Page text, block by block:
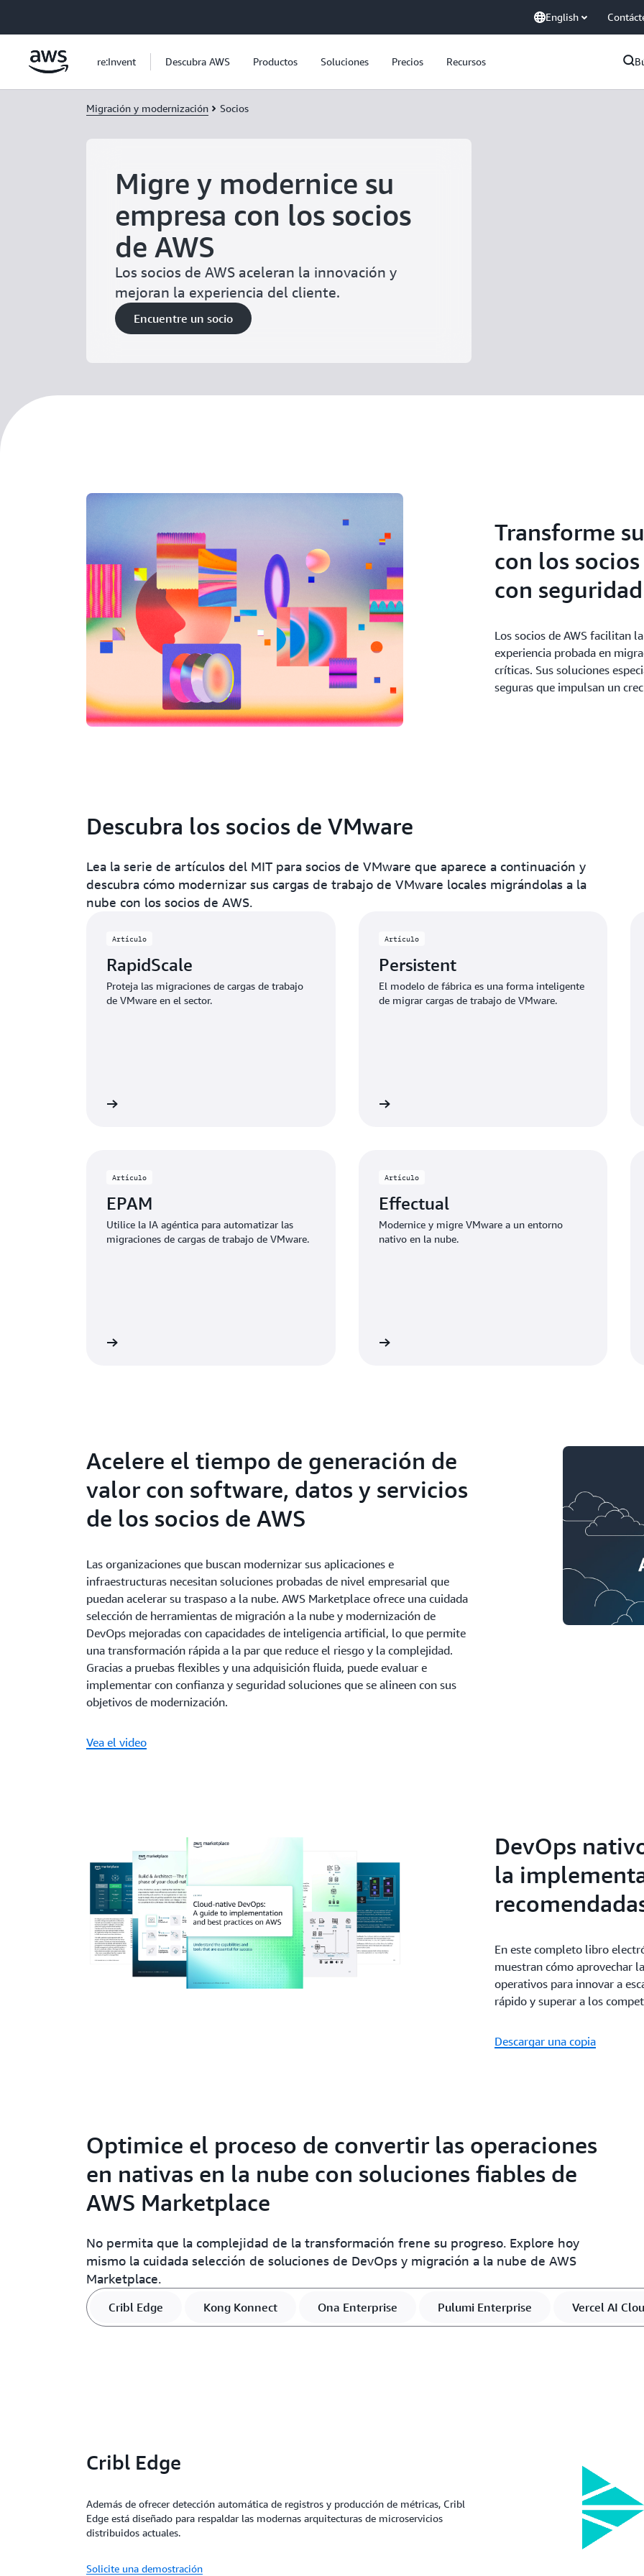
English
re:Invent Descubra AWS Productos Soluciones Precios Recursos
Migración y modernización Socios
Migre y modernice su
empresa con los socios
de AWS
Los socios de AWS aceleran la innovación y
mejoran la experiencia del cliente.
Encuentre un socio
Transforme
con los
con
Los socios de AWS facilitan
experiencia probada en
críticas. Sus soluciones
seguras que impulsan un
Descubra los socios de VMware
Lea la serie de artículos del MIT para socios de VMware que aparece a continuación y
descubra cómo modernizar sus cargas de trabajo de VMware locales migrándolas a la
nube con los socios de AWS.
Artículo
RapidScale
Proteja las migraciones de cargas de trabajo
de VMware en el sector.
Artículo
Persistent
El modelo de fábrica es una forma inteligente
de migrar cargas de trabajo de VMware.
Artículo
EPAM
Utilice la IA agéntica para automatizar las
migraciones de cargas de trabajo de VMware.
Artículo
Effectual
Modernice y migre VMware a un entorno
nativo en la nube.
Acelere el tiempo de generación de
valor con software, datos y servicios
de los socios de AWS
Las organizaciones que buscan modernizar sus aplicaciones e
infraestructuras necesitan soluciones probadas de nivel empresarial que
puedan acelerar su traspaso a la nube. AWS Marketplace ofrece una cuidada
selección de herramientas de migración a la nube y modernización de
DevOps mejoradas con capacidades de inteligencia artificial, lo que permite
una transformación rápida a la par que reduce el riesgo y la complejidad.
Gracias a pruebas flexibles y una adquisición fluida, puede evaluar e
implementar con confianza y seguridad soluciones que se alineen con sus
objetivos de modernización.
Vea el video
DevOps
la
En este completo libro
muestran cómo aprovechar
operativos para innovar a
rápido y superar a los
Descargar una copia
Optimice el proceso de convertir las operaciones
en nativas en la nube con soluciones fiables de
AWS Marketplace
No permita que la complejidad de la transformación frene su progreso. Explore hoy
mismo la cuidada selección de soluciones de DevOps y migración a la nube de AWS
Marketplace.
Cribl Edge Kong Konnect Ona Enterprise Pulumi Enterprise Vercel AI
Cribl Edge
Además de ofrecer detección automática de registros y producción de métricas, Cribl
Edge está diseñado para respaldar las modernas arquitecturas de microservicios
distribuidos actuales.
Solicite una demostración